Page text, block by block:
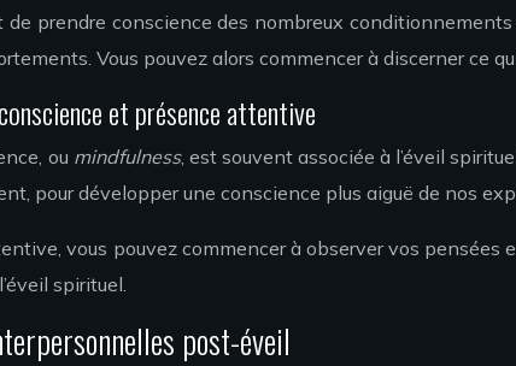
de prendre conscience des nombreux
Vous pouvez alors commencer à discerner ce
et présence attentive
ou mindfulness, est souvent associée à l’éveil
pour développer une conscience plus aiguë de nos
vous pouvez commencer à observer vos
spirituel.
post-éveil